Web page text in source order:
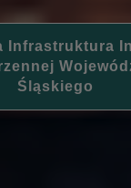
Infrastruktura
Śląskiego